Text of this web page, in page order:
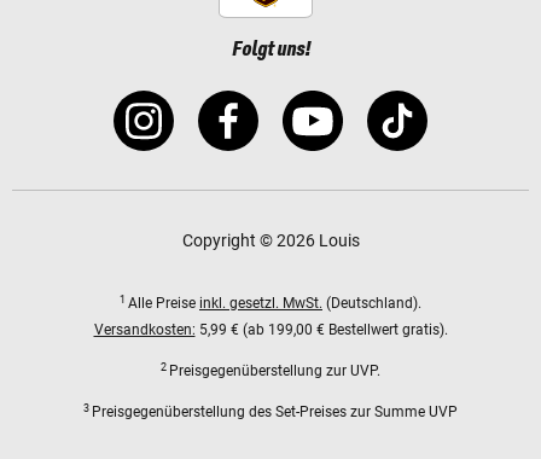
Folgt uns!
Copyright © 2026 Louis
1 Alle Preise inkl. gesetzl. MwSt. (Deutschland).
Versandkosten: 5,99 € (ab 199,00 € Bestellwert gratis).
2 Preisgegenüberstellung zur UVP.
3 Preisgegenüberstellung des Set-Preises zur Summe UVP